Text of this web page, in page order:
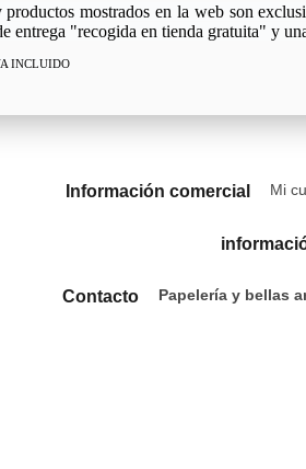
mostrados en la web son
entrega "recogida en tienda gratuita" y
INCLUIDO
Información comercial Mi
Contacto Papelería y bellas